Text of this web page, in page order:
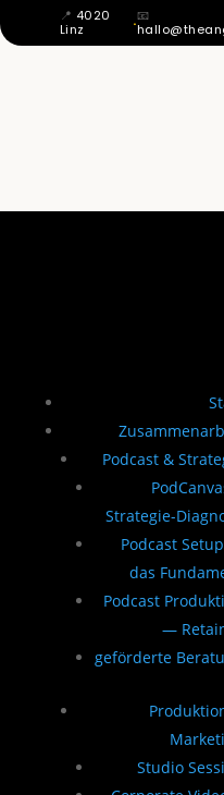
📍 4020
Linz
·📧
Podcast &
Strategie-
Podcast
das
Podcast
—
geförderte
Studio